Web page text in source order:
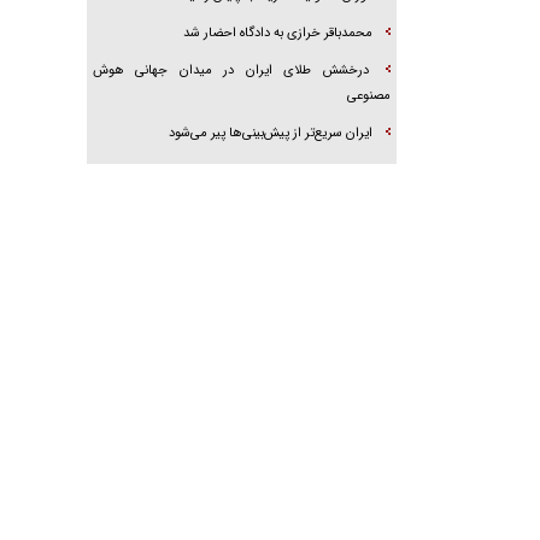
محمدباقر خرازی به دادگاه احضار شد
درخشش طلای ایران در میدان جهانی هوش
مصنوعی
ایران سریع‌تر از پیش‌بینی‌ها پیر می‌شود